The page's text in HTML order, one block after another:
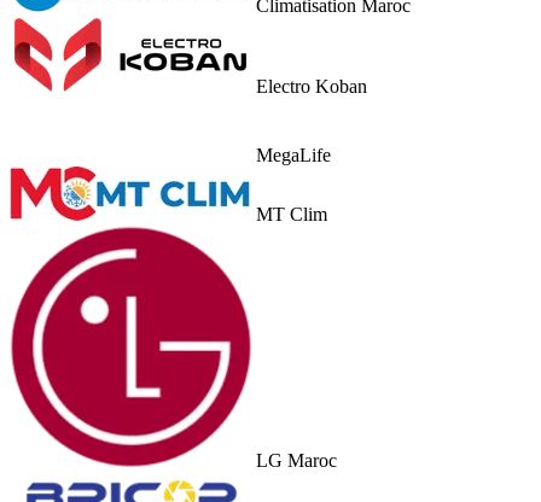
Climatisation Maroc
Electro Koban
MegaLife
MT Clim
LG Maroc